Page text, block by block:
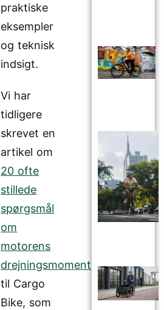
praktiske
eksempler
og teknisk
indsigt.
Vi har
tidligere
skrevet en
artikel om
20 ofte
stillede
spørgsmål
om
motorens
drejningsmoment
til Cargo
Bike, som